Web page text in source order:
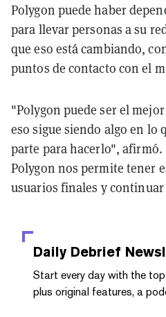
Polygon puede haber
para llevar personas a su
que eso está cambiando,
puntos de contacto con el
"Polygon puede ser el
eso sigue siendo algo en lo
parte para hacerlo",
Polygon nos permite tener
usuarios finales y
Daily Debrief
Start every day with the
plus original features, a